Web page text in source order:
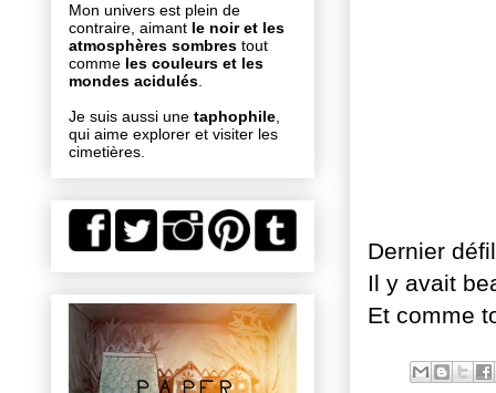
Dernier
Il y avait
Et comme
Mon univers est plein de
contraire, aimant le noir et les
atmosphères sombres tout
comme les couleurs et les
mondes acidulés
Je suis aussi une taphophile
qui aime explorer et visiter les
cimetières.